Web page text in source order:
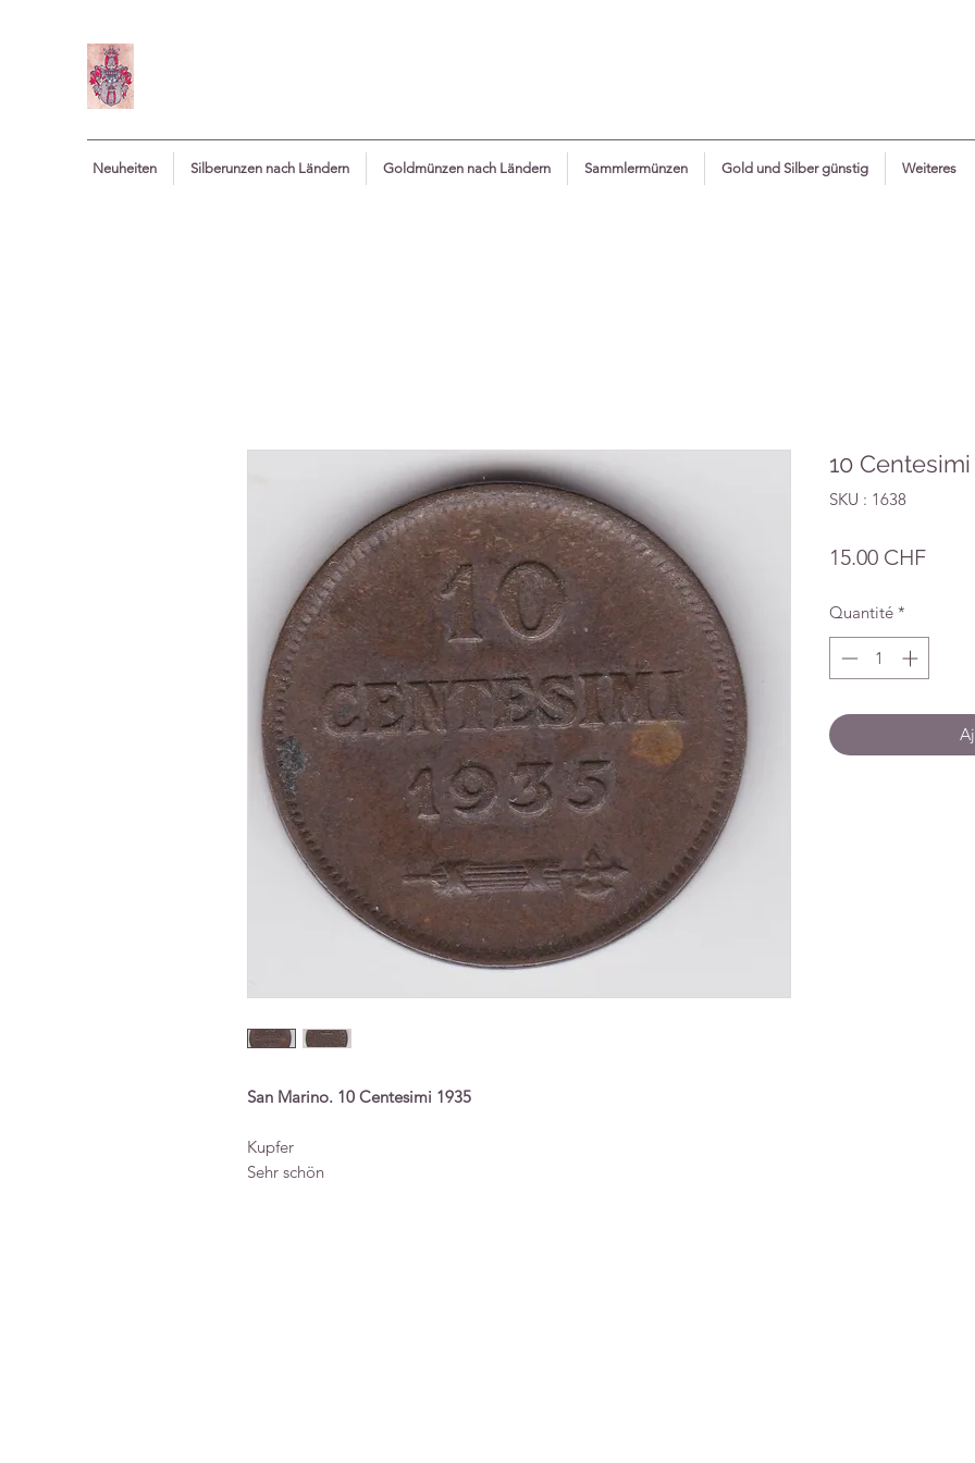
Neuheiten Silberunzen nach Ländern Goldmünzen nach Ländern Sammlermünzen Gold und Silber günstig Weiteres
San Marino. 10 Centesimi 1935
Kupfer
Sehr schön
10
SKU : 1638
15.00 CHFPrix
Quantité *